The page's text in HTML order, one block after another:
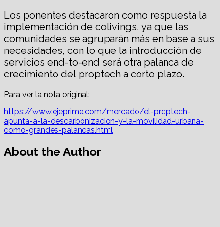
Los ponentes destacaron como respuesta la
implementación de colivings, ya que las
comunidades se agruparán más en base a sus
necesidades, con lo que la introducción de
servicios end-to-end será otra palanca de
crecimiento del proptech a corto plazo.
Para ver la nota original:
https://www.ejeprime.com/mercado/el-proptech-
apunta-a-la-descarbonizacion-y-la-movilidad-urbana-
como-grandes-palancas.html
About the Author